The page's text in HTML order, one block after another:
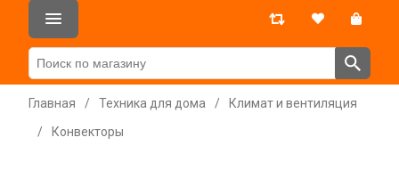
Главная / Техника для дома /
Климат и вентиляция
/
Конвекторы